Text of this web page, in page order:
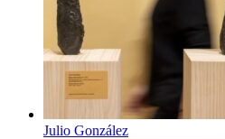
Julio González